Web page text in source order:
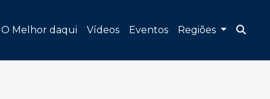
O Melhor daqui Vídeos Eventos Regiões